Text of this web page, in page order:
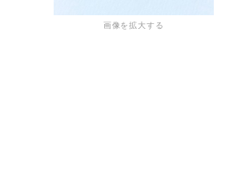
画像を拡大する